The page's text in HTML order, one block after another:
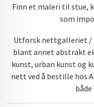
Finn et maleri til stue,
som
Utforsk nettgalleriet /
blant annet abstrakt
kunst, urban kunst og
nett ved å bestille hos